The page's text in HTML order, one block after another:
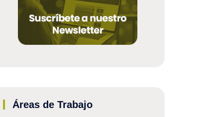
Áreas de Trabajo